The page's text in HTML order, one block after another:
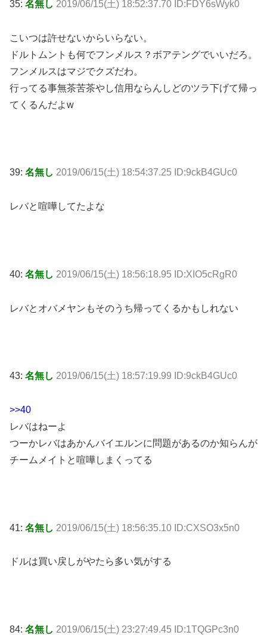
35: 名無し 2019/06/15(土) 18:52:37.70 ID:FDY6sWyk0
こいつは許せないからいらない。
ドルトムントも何でフンメルス？ボアテングでいいだろ。
フンメルスはマジでクズだわ。
行ってる事無茶苦茶やし信用ならんしどのツラ下げて帰っ
てくるんだよw
39: 名無し 2019/06/15(土) 18:54:37.25 ID:9ckB4GUc0
レバと喧嘩してたよな
40: 名無し 2019/06/15(土) 18:56:18.95 ID:XIO5cRgR0
レバとオバメヤンもそのうち帰ってくるかもしれない
43: 名無し 2019/06/15(土) 18:57:19.99 ID:9ckB4GUc0
>>40
レバはねーよ
つーかレバはあかんバイエルンに問題があるのか知らんが
チームメイトと喧嘩しまくってる
41: 名無し 2019/06/15(土) 18:56:35.10 ID:CXSO3x5n0
ドルは買い戻しがやたら多い気がする
84: 名無し 2019/06/15(土) 23:27:49.45 ID:1TQGPc3n0